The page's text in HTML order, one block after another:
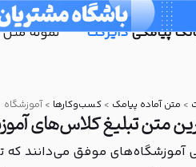
پیامکیدایرکت نمونه
> متن آماده پیامک > کسب‌و‌کارها >آموزشگاه
متن تبلیغ کلاس‌‌های
آموزشگاه‌های موفق می‌دانند که